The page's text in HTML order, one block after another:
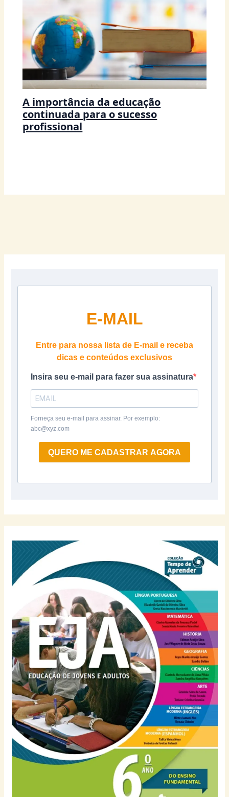
A importância da educação
continuada para o sucesso
profissional
E-MAIL
Entre para nossa lista de E-mail e receba
dicas e conteúdos exclusivos
Insira seu e-mail para fazer sua assinatura
Forneça seu e-mail para assinar. Por exemplo:
abc@xyz.com
QUERO ME CADASTRAR AGORA